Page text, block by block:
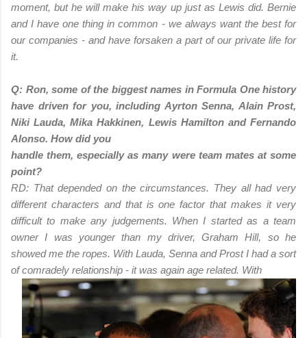
moment, but he will make his way up just as Lewis did. Bernie
and I have one thing in common - we always want the best for
our companies - and have forsaken a part of our private life for
it.
Q: Ron, some of the biggest names in Formula One history
have driven for you, including Ayrton Senna, Alain Prost,
Niki Lauda, Mika Hakkinen, Lewis Hamilton and Fernando
Alonso. How did you
handle them, especially as many were team mates at some
point?
RD: That depended on the circumstances. They all had very
different characters and that is one factor that makes it very
difficult to make any judgements. When I started as a team
owner I was younger than my driver, Graham Hill, so he
showed me the ropes. With Lauda, Senna and Prost I had a sort
of comradely relationship - it was again age related. With